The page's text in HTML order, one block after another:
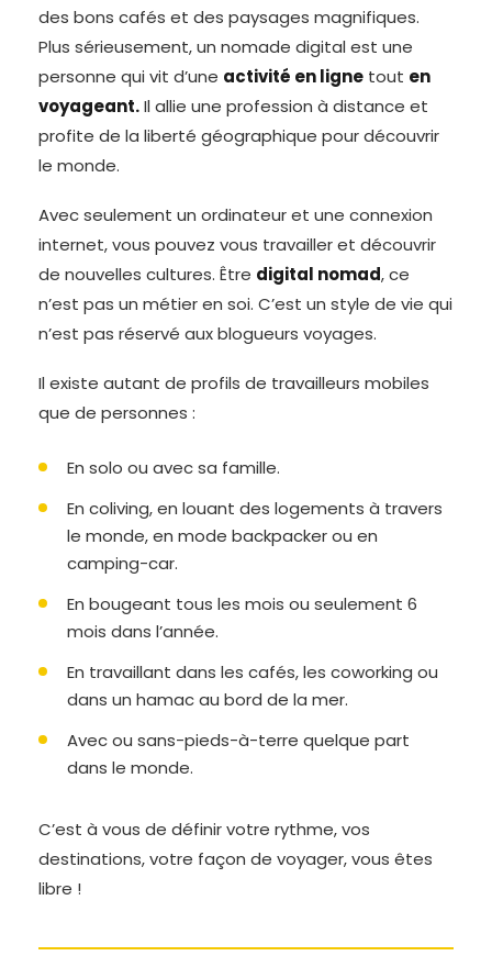
des bons cafés et des paysages magnifiques.
Plus sérieusement, un nomade digital est une
personne qui vit d’une activité en ligne tout en
voyageant.Il allie une profession à distance et
profite de la liberté géographique pour découvrir
le monde.
Avec seulement un ordinateur et une connexion
internet, vous pouvez vous travailler et découvrir
de nouvelles cultures. Être digital nomad, ce
n’est pas un métier en soi. C’est un style de vie qui
n’est pas réservé aux blogueurs voyages.
Il existe autant de profils de travailleurs mobiles
que de personnes :
En solo ou avec sa famille.
En coliving, en louant des logements à travers
le monde, en mode backpacker ou en
camping-car.
En bougeant tous les mois ou seulement 6
mois dans l’année.
En travaillant dans les cafés, les coworking ou
dans un hamac au bord de la mer.
Avec ou sans-pieds-à-terre quelque part
dans le monde.
C’est à vous de définir votre rythme, vos
destinations, votre façon de voyager, vous êtes
libre !